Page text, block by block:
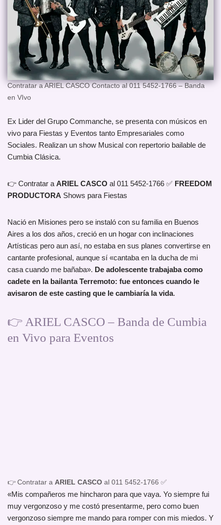
Contratar a ARIEL CASCO Contacto al 011 5452-1766 – Banda
en VIvo
Ex Lider del Grupo Commanche, se presenta con músicos en
vivo para Fiestas y Eventos tanto Empresariales como
Sociales. Realizan un show Musical con repertorio bailable de
Cumbia Clásica.
👉 Contratar a ARIEL CASCO al 011 5452-1766 ✅ FREEDOM
PRODUCTORA Shows para Fiestas
Nació en Misiones pero se instaló con su familia en Buenos
Aires a los dos años, creció en un hogar con inclinaciones
Artísticas pero aun así, no estaba en sus planes convertirse en
cantante profesional, aunque sí «cantaba en la ducha de mi
casa cuando me bañaba». De adolescente trabajaba como
cadete en la bailanta Terremoto: fue entonces cuando le
avisaron de este casting que le cambiaría la vida.
👉 ARIEL CASCO – Banda de Cumbia
en Vivo para Eventos
👉 Contratar a ARIEL CASCO al 011 5452-1766 ✅
«Mis compañeros me hincharon para que vaya. Yo siempre fui
muy vergonzoso y me costó presentarme, pero como buen
vergonzoso siempre me mando para romper con mis miedos. Y